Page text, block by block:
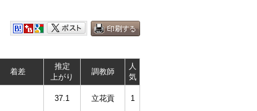
着差
推定
上がり
調教師
人
気
37.1 立花貢 1